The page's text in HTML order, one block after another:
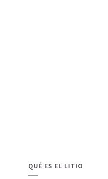
QUÉ ES EL LITIO